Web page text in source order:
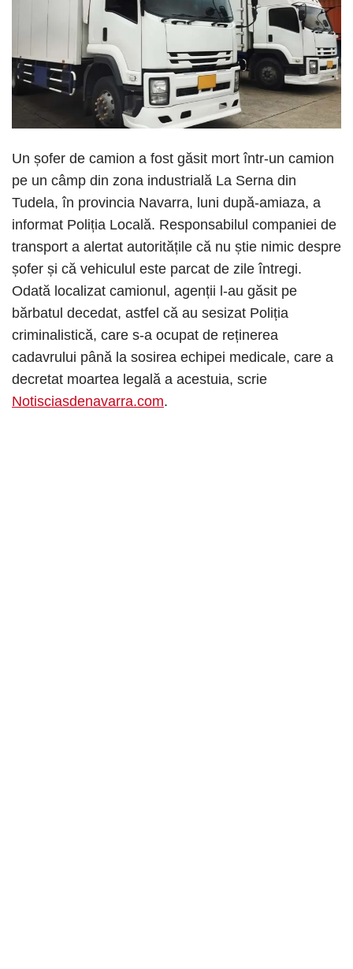
Un șofer de camion a fost găsit mort într-un camion
pe un câmp din zona industrială La Serna din
Tudela, în provincia Navarra, luni după-amiaza, a
informat Poliția Locală. Responsabilul companiei de
transport a alertat autoritățile că nu știe nimic despre
șofer și că vehiculul este parcat de zile întregi.
Odată localizat camionul, agenții l-au găsit pe
bărbatul decedat, astfel că au sesizat Poliția
criminalistică, care s-a ocupat de reținerea
cadavrului până la sosirea echipei medicale, care a
decretat moartea legală a acestuia, scrie
Notisciasdenavarra.com.